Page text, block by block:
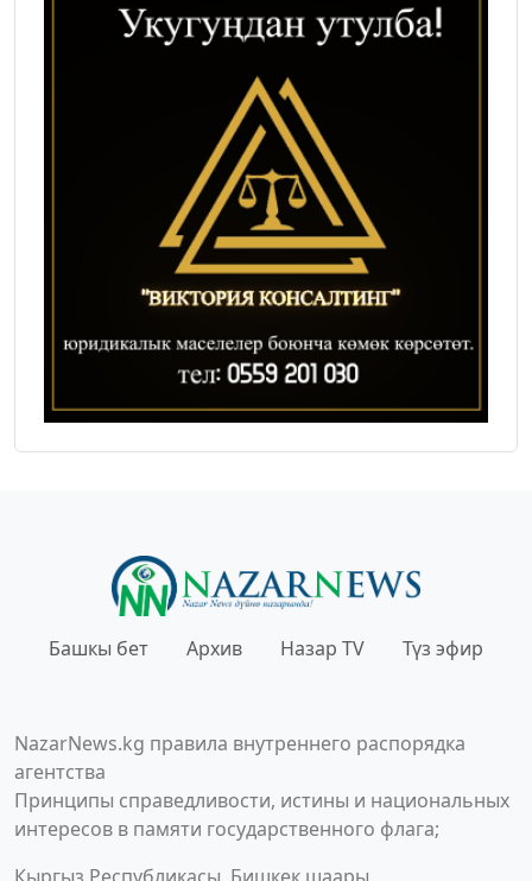
Башкы бет Архив Назар TV Түз эфир
NazarNews.kg правила внутреннего распорядка
агентства
Принципы справедливости, истины и национальных
интересов в памяти государственного флага;